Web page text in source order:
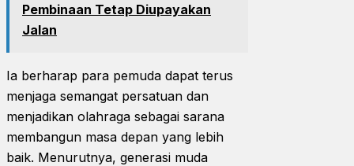
Pembinaan Tetap Diupayakan
Jalan
Ia berharap para pemuda dapat terus
menjaga semangat persatuan dan
menjadikan olahraga sebagai sarana
membangun masa depan yang lebih
baik. Menurutnya, generasi muda